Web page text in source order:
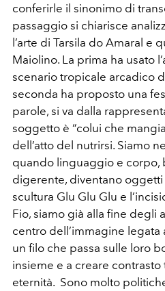
conferirle il sinonimo di
passaggio si chiarisce
l’arte di Tarsila do Amaral e
Maiolino. La prima ha usato
scenario tropicale arcadico
seconda ha proposto una
parole, si va dalla
soggetto è “colui che
dell’atto del nutrirsi. Siamo
quando linguaggio e corpo,
digerente, diventano oggetti
scultura Glu Glu Glu e
Fio, siamo già alla fine degli
centro dell’immagine legata
un filo che passa sulle loro
insieme e a creare
eternità. Sono molto